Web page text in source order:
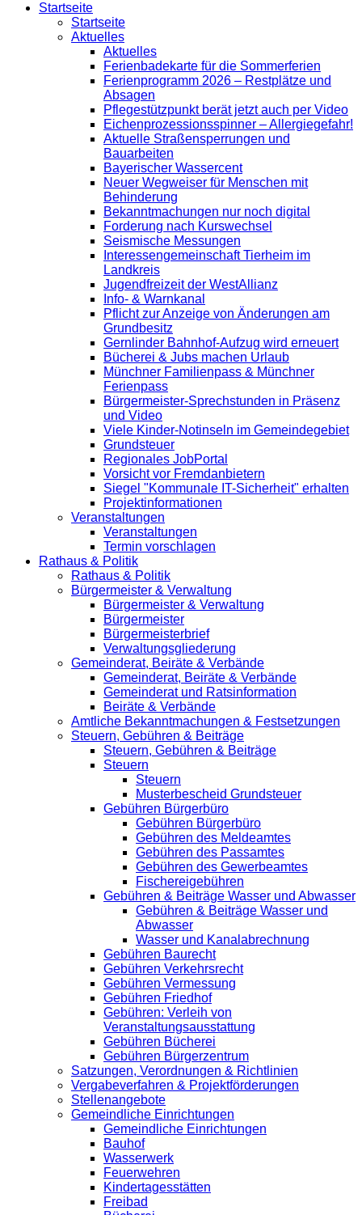
Startseite
Startseite
Aktuelles
Aktuelles
Ferienbadekarte für die Sommerferien
Ferienprogramm 2026 – Restplätze und
Absagen
Pflegestützpunkt berät jetzt auch per Video
Eichenprozessionsspinner – Allergiegefahr!
Aktuelle Straßensperrungen und
Bauarbeiten
Bayerischer Wassercent
Neuer Wegweiser für Menschen mit
Behinderung
Bekanntmachungen nur noch digital
Forderung nach Kurswechsel
Seismische Messungen
Interessengemeinschaft Tierheim im
Landkreis
Jugendfreizeit der WestAllianz
Info- & Warnkanal
Pflicht zur Anzeige von Änderungen am
Grundbesitz
Gernlinder Bahnhof-Aufzug wird erneuert
Bücherei & Jubs machen Urlaub
Münchner Familienpass & Münchner
Ferienpass
Bürgermeister-Sprechstunden in Präsenz
und Video
Viele Kinder-Notinseln im Gemeindegebiet
Grundsteuer
Regionales JobPortal
Vorsicht vor Fremdanbietern
Siegel "Kommunale IT-Sicherheit" erhalten
Projektinformationen
Veranstaltungen
Veranstaltungen
Termin vorschlagen
Rathaus & Politik
Rathaus & Politik
Bürgermeister & Verwaltung
Bürgermeister & Verwaltung
Bürgermeister
Bürgermeisterbrief
Verwaltungsgliederung
Gemeinderat, Beiräte & Verbände
Gemeinderat, Beiräte & Verbände
Gemeinderat und Ratsinformation
Beiräte & Verbände
Amtliche Bekanntmachungen & Festsetzungen
Steuern, Gebühren & Beiträge
Steuern, Gebühren & Beiträge
Steuern
Steuern
Musterbescheid Grundsteuer
Gebühren Bürgerbüro
Gebühren Bürgerbüro
Gebühren des Meldeamtes
Gebühren des Passamtes
Gebühren des Gewerbeamtes
Fischereigebühren
Gebühren & Beiträge Wasser und Abwasser
Gebühren & Beiträge Wasser und
Abwasser
Wasser und Kanalabrechnung
Gebühren Baurecht
Gebühren Verkehrsrecht
Gebühren Vermessung
Gebühren Friedhof
Gebühren: Verleih von
Veranstaltungsausstattung
Gebühren Bücherei
Gebühren Bürgerzentrum
Satzungen, Verordnungen & Richtlinien
Vergabeverfahren & Projektförderungen
Stellenangebote
Gemeindliche Einrichtungen
Gemeindliche Einrichtungen
Bauhof
Wasserwerk
Feuerwehren
Kindertagesstätten
Freibad